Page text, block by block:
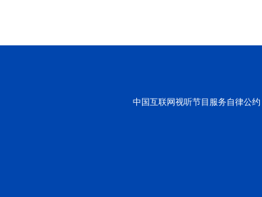
中国互联网视听节目服务自律公约